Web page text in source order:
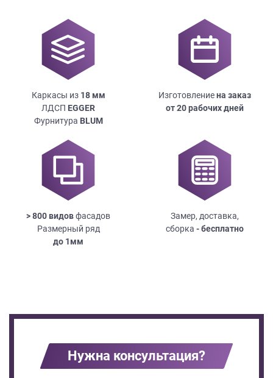
Каркасы из 18мм
ЛДСП EGGER
Фурнитура BLUM
Изготовлениена заказ
от 20 рабочих дней
> 800 видовфасадов
Размерный ряд
до 1мм
Замер, доставка,
сборка - бесплатно
Нужна консультация?